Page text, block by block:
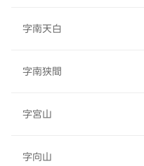
字南天白
字南狭間
字宮山
字向山